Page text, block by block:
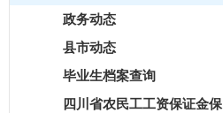
政务动态
县市动态
毕业生档案查询
四川省农民工工资保证金